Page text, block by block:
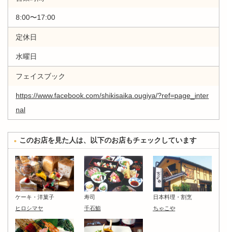
8:00〜17:00
定休日
水曜日
フェイスブック
https://www.facebook.com/shikisaika.ougiya/?ref=page_inter
nal
このお店を見た人は、以下のお店もチェックしています
ケーキ・洋菓子
ヒロシマヤ
寿司
千石鮨
日本料理・割烹
ちゃこや